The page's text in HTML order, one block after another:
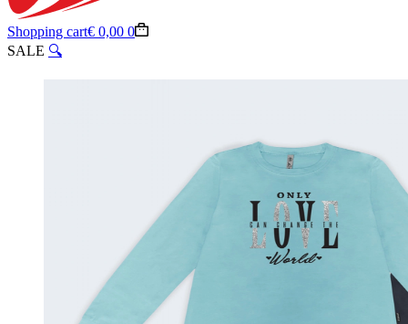
Shopping cart€ 0,00 0
SALE 🔍